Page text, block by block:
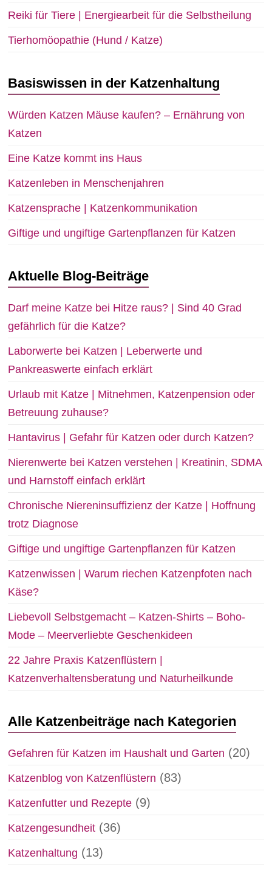
Reiki für Tiere | Energiearbeit für die Selbstheilung
Tierhomöopathie (Hund / Katze)
Basiswissen in der Katzenhaltung
Würden Katzen Mäuse kaufen? – Ernährung von
Katzen
Eine Katze kommt ins Haus
Katzenleben in Menschenjahren
Katzensprache | Katzenkommunikation
Giftige und ungiftige Gartenpflanzen für Katzen
Aktuelle Blog-Beiträge
Darf meine Katze bei Hitze raus? | Sind 40 Grad
gefährlich für die Katze?
Laborwerte bei Katzen | Leberwerte und
Pankreaswerte einfach erklärt
Urlaub mit Katze | Mitnehmen, Katzenpension oder
Betreuung zuhause?
Hantavirus | Gefahr für Katzen oder durch Katzen?
Nierenwerte bei Katzen verstehen | Kreatinin, SDMA
und Harnstoff einfach erklärt
Chronische Niereninsuffizienz der Katze | Hoffnung
trotz Diagnose
Giftige und ungiftige Gartenpflanzen für Katzen
Katzenwissen | Warum riechen Katzenpfoten nach
Käse?
Liebevoll Selbstgemacht – Katzen-Shirts – Boho-
Mode – Meerverliebte Geschenkideen
22 Jahre Praxis Katzenflüstern |
Katzenverhaltensberatung und Naturheilkunde
Alle Katzenbeiträge nach Kategorien
Gefahren für Katzen im Haushalt und Garten (20)
Katzenblog von Katzenflüstern (83)
Katzenfutter und Rezepte (9)
Katzengesundheit (36)
Katzenhaltung (13)